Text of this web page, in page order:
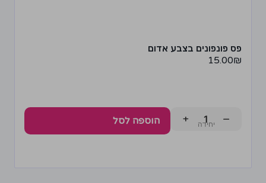
פס פונפונים בצבע אדום
15.00₪
−
+ הוספה לסל